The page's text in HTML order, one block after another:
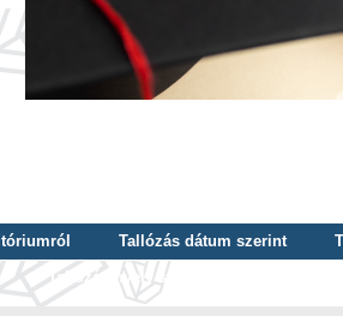
Tallózás dátum szerint
Tallózás nyelv szerint